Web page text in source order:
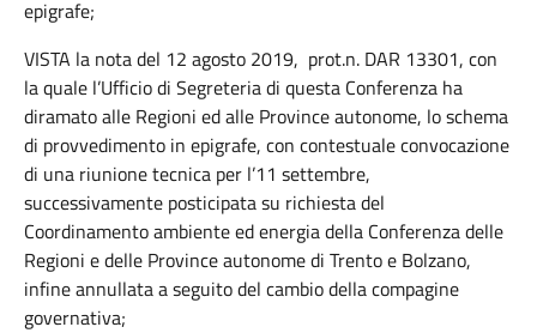
epigrafe;
VISTA la nota del 12 agosto 2019, prot.n. DAR 13301, con
la quale l’Ufficio di Segreteria di questa Conferenza ha
diramato alle Regioni ed alle Province autonome, lo schema
di provvedimento in epigrafe, con contestuale convocazione
di una riunione tecnica per l’11 settembre,
successivamente posticipata su richiesta del
Coordinamento ambiente ed energia della Conferenza delle
Regioni e delle Province autonome di Trento e Bolzano,
infine annullata a seguito del cambio della compagine
governativa;